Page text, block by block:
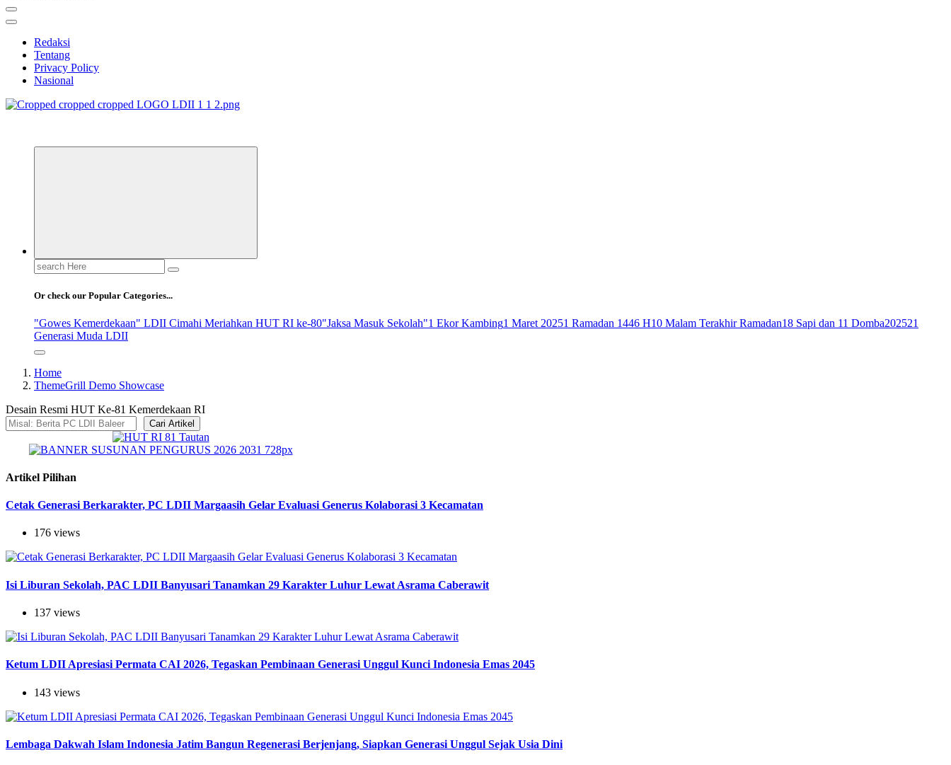
Redaksi
Tentang
Privacy Policy
Nasional
Search
for:
Or check our Popular Categories...
"Gowes Kemerdekaan" LDII Cimahi Meriahkan HUT RI ke-80"Jaksa Masuk Sekolah"1 Ekor Kambing1 Maret 20251 Ramadan 1446 H10 Malam Terakhir Ramadan18 Sapi dan 11 Domba202521
Generasi Muda LDII
Home
ThemeGrill Demo Showcase
Desain Resmi HUT Ke-81 Kemerdekaan RI
Cari Artikel
Artikel Pilihan
Cetak Generasi Berkarakter, PC LDII Margaasih Gelar Evaluasi Generus Kolaborasi 3 Kecamatan
176 views
Isi Liburan Sekolah, PAC LDII Banyusari Tanamkan 29 Karakter Luhur Lewat Asrama Caberawit
137 views
Ketum LDII Apresiasi Permata CAI 2026, Tegaskan Pembinaan Generasi Unggul Kunci Indonesia Emas 2045
143 views
Lembaga Dakwah Islam Indonesia Jatim Bangun Regenerasi Berjenjang, Siapkan Generasi Unggul Sejak Usia Dini